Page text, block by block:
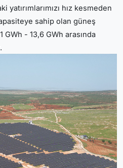
hız kesmeden
sahip olan güneş
GWh - 13,6 GWh arasında